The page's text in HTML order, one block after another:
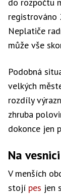
registrováno
Neplatiče
může vše
Podobná
velkých
rozdíly
zhruba
dokonce jen
Na
V menších
stojí pes jen